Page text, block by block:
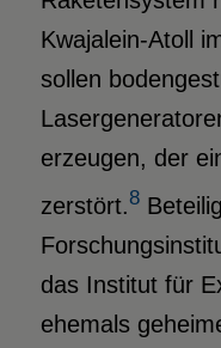
Kwajalein-Atoll
sollen
erzeugen, der
zerstört.8
das Institut für
ehemals